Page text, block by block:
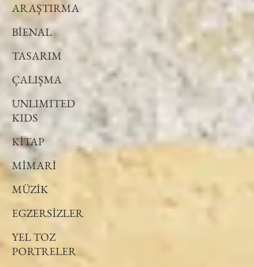
ARAŞTIRMA
BİENAL
TASARIM
ÇALIŞMA
UNLIMITED
KIDS
KİTAP
MİMARİ
MÜZİK
EGZERSİZLER
YEL TOZ
PORTRELER